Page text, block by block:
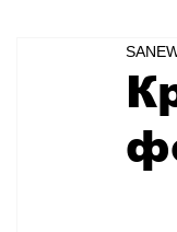
Общество
Транспорт